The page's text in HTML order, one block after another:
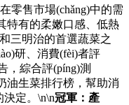
零售市場(chǎng)中的需
特有的柔嫩口感、低熱
三明治的首選蔬菜之
研、消費(fèi)者評
，綜合評(píng)測
油生菜排行榜，幫助消
決定。\n\n冠軍：產